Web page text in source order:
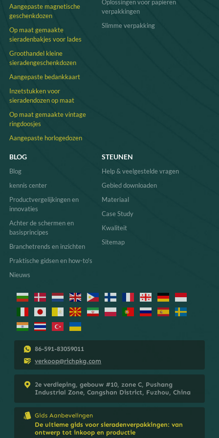
Aangepaste magnetische
geschenkdozen
Op maat gemaakte
sieradenbakjes voor lades
Groothandel kleine
sieradengeschenkdozen
Aangepaste bedankkaart
Inzetstukken voor
sieradendozen op maat
Op maat gemaakte vintage
ringdoosjes
Aangepaste horlogedozen
Oplossingen voor papieren
verpakkingen
Slimme verpakking
BLOG
Blog
kennis center
Productvergelijkingen en
innovaties
Achter de schermen en
basisprincipes
Branchetrends en inzichten
Praktische gidsen en how-to's
Nieuws
STEUNEN
Help & veelgestelde vragen
Gebied downloaden
Materiaal
Case Study
Kwaliteit
Sitemap
86-591-83059011
verkoop@richpkg.com
2e verdieping, gebouw #10, zone C, Pushang
Industrial Zone, Cangshan District, Fuzhou, China
Gids Aanbevelingen
De ultieme gids voor sieradenverpakkingen: van
ontwerp tot inkoop en productie